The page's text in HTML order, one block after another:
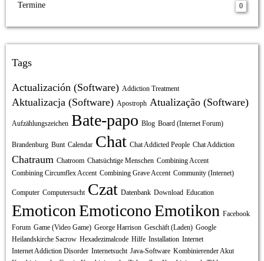
Termine 0
Tags
Actualización (Software) Addiction Treatment
Aktualizacja (Software) Apostroph Atualização (Software)
Aufzählungszeichen Bate-papo Blog Board (Internet Forum)
Brandenburg Bunt Calendar Chat Chat Addicted People Chat Addiction
Chatraum Chatroom Chatsüchtige Menschen Combining Accent
Combining Circumflex Accent Combining Grave Accent Community (Internet)
Computer Computersucht Czat Datenbank Download Education
Emoticon EmoticonoEmotikon Facebook
Forum Game (Video Game) George Harrison Geschäft (Laden) Google
Heilandskirche Sacrow Hexadezimalcode Hilfe Installation Internet
Internet Addiction Disorder Internetsucht Java-Software Kombinierender Akut